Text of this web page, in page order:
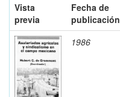
Vista
previa
Fecha de
publicación
1986